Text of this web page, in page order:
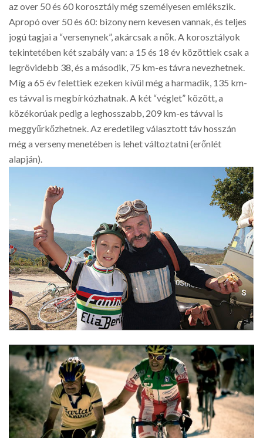
az over 50 és 60 korosztály még személyesen emlékszik.
Apropó over 50 és 60: bizony nem kevesen vannak, és teljes
jogú tagjai a “versenynek”, akárcsak a nők. A korosztályok
tekintetében két szabály van: a 15 és 18 év közöttiek csak a
legrövidebb 38, és a második, 75 km-es távra nevezhetnek.
Míg a 65 év felettiek ezeken kívül még a harmadik, 135 km-
es távval is megbírkózhatnak. A két “véglet” között, a
közékorúak pedig a leghosszabb, 209 km-es távval is
meggyűrkőzhetnek. Az eredetileg választott táv hosszán
még a verseny menetében is lehet változtatni (erőnlét
alapján).